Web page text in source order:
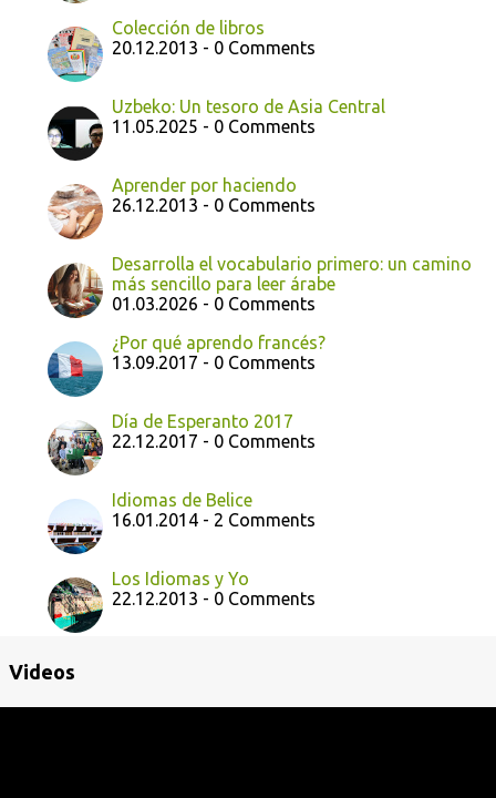
Colección de libros
20.12.2013 - 0 Comments
Uzbeko: Un tesoro de Asia Central
11.05.2025 - 0 Comments
Aprender por haciendo
26.12.2013 - 0 Comments
Desarrolla el vocabulario primero: un camino
más sencillo para leer árabe
01.03.2026 - 0 Comments
¿Por qué aprendo francés?
13.09.2017 - 0 Comments
Día de Esperanto 2017
22.12.2017 - 0 Comments
Idiomas de Belice
16.01.2014 - 2 Comments
Los Idiomas y Yo
22.12.2013 - 0 Comments
Videos